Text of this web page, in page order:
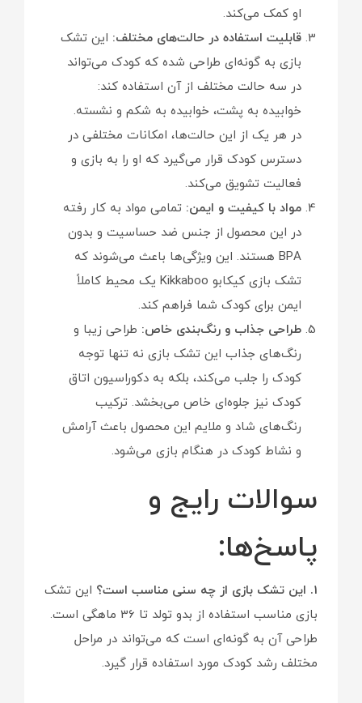
او کمک می‌کند.
قابلیت استفاده در حالت‌های مختلف: این تشک
بازی به گونه‌ای طراحی شده که کودک می‌تواند
در سه حالت مختلف از آن استفاده کند:
خوابیده به پشت، خوابیده به شکم و نشسته.
در هر یک از این حالت‌ها، امکانات مختلفی در
دسترس کودک قرار می‌گیرد که او را به بازی و
فعالیت تشویق می‌کند.
مواد با کیفیت و ایمن: تمامی مواد به کار رفته
در این محصول از جنس ضد حساسیت و بدون
BPA هستند. این ویژگی‌ها باعث می‌شوند که
تشک بازی کیکابو Kikkaboo یک محیط کاملاً
ایمن برای کودک شما فراهم کند.
طراحی جذاب و رنگ‌بندی خاص: طراحی زیبا و
رنگ‌های جذاب این تشک بازی نه تنها توجه
کودک را جلب می‌کند، بلکه به دکوراسیون اتاق
کودک نیز جلوه‌ای خاص می‌بخشد. ترکیب
رنگ‌های شاد و ملایم این محصول باعث آرامش
و نشاط کودک در هنگام بازی می‌شود.
سوالات رایج و
پاسخ‌ها:
1. این تشک بازی از چه سنی مناسب است؟
این تشک
بازی مناسب استفاده از بدو تولد تا 36 ماهگی است.
طراحی آن به گونه‌ای است که می‌تواند در مراحل
مختلف رشد کودک مورد استفاده قرار گیرد.